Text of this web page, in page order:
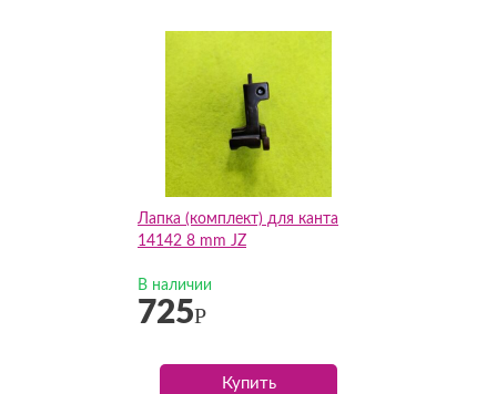
Лапка (комплект) для канта
14142 8 mm JZ
В наличии
725Р
Купить